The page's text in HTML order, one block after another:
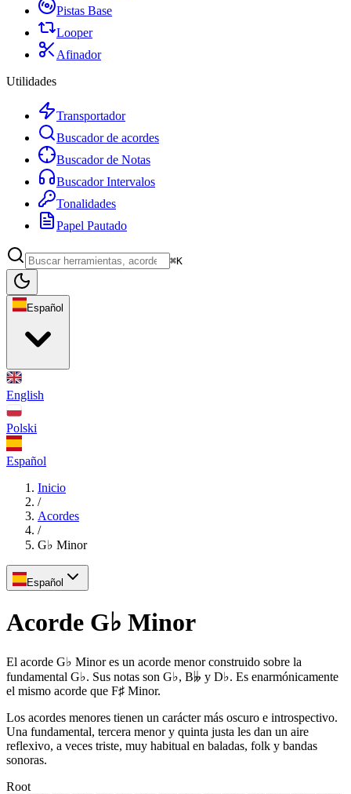
Pistas Base
Looper
Afinador
Utilidades
Transportador
Buscador de acordes
Buscador de Notas
Buscador Intervalos
Tonalidades
Papel Pautado
⌘K
Español
English
Polski
Español
Inicio
/
Acordes
/
G♭ Minor
Español
Acorde G♭ Minor
El acorde G♭ Minor es un acorde menor construido sobre la
fundamental G♭. Sus notas son G♭, B𝄫 y D♭. Es enarmónicamente
el mismo acorde que F♯ Minor.
Los acordes menores tienen un carácter más oscuro e introspectivo.
Una fundamental, tercera menor y quinta justa les dan un aire
reflexivo, a veces triste, muy habitual en baladas, folk y bandas
sonoras.
Root